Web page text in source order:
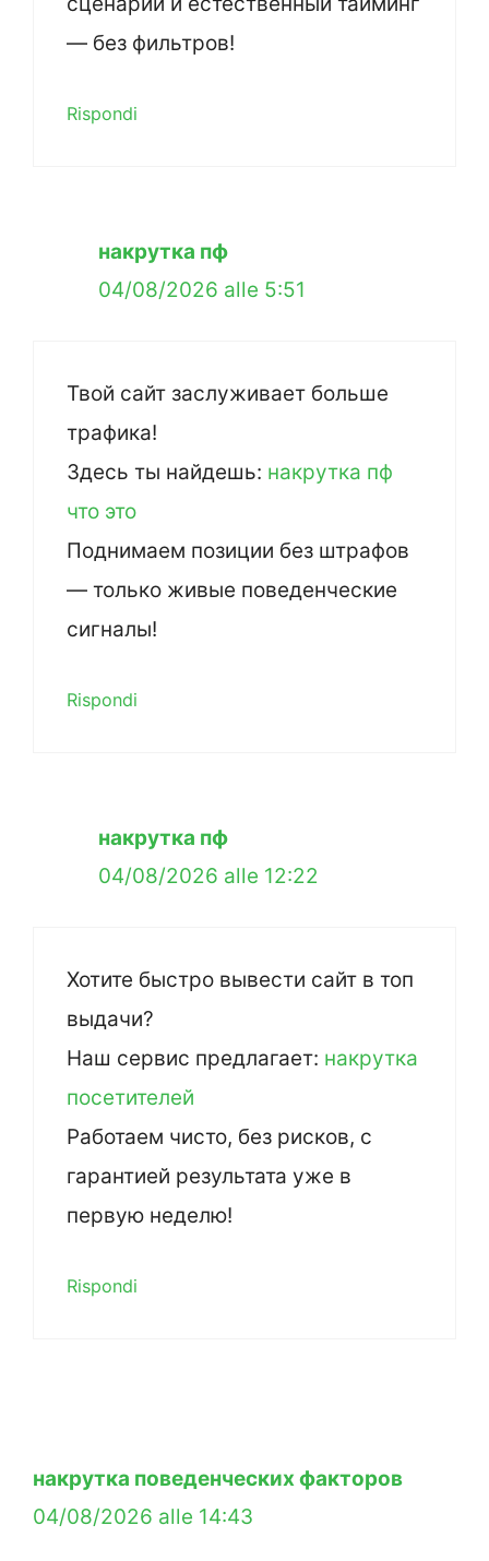
— без фильтров!
Rispondi
накрутка пф
04/08/2026 alle 5:51
Твой сайт заслуживает больше
трафика!
Здесь ты найдешь: накрутка пф
что это
Поднимаем позиции без штрафов
— только живые поведенческие
сигналы!
Rispondi
накрутка пф
04/08/2026 alle 12:22
Хотите быстро вывести сайт в топ
выдачи?
Наш сервис предлагает: накрутка
посетителей
Работаем чисто, без рисков, с
гарантией результата уже в
первую неделю!
Rispondi
накрутка поведенческих факторов
04/08/2026 alle 14:43